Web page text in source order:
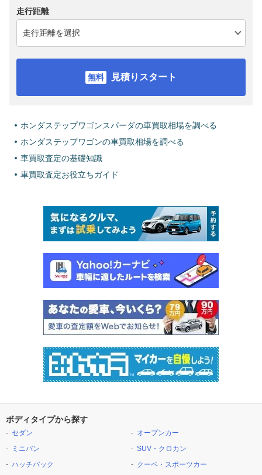
走行距離
見積りスタート
ホンダステップワゴンスパーダの車買取相場を調べる
ホンダステップワゴンの車買取相場を調べる
車買取査定の基礎知識
車買取査定お役立ちガイド
ボディタイプから探す
セダン
ミニバン
ハッチバック
オープンカー
SUV・クロカン
クーペ・スポーツカー